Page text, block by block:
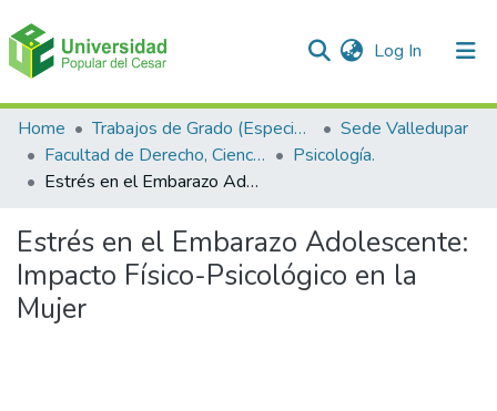
Log In (current)
Communities & Collections
All of DSpace
Home Trabajos de Grado (Especializaciones y Pregrados)
Sede Valledupar
Facultad de Derecho, Ciencias Políticas y Sociales.
Psicología.
Estrés en el Embarazo Adolescente: Impacto Físico-Psicológico en la Mujer
Estrés en el Embarazo Adolescente:
Impacto Físico-Psicológico en la
Mujer